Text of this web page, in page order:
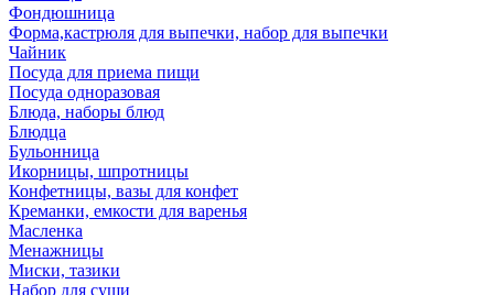
Фондюшница
Форма,кастрюля для выпечки, набор для выпечки
Чайник
Посуда для приема пищи
Посуда одноразовая
Блюда, наборы блюд
Блюдца
Бульонница
Икорницы, шпротницы
Конфетницы, вазы для конфет
Креманки, емкости для варенья
Масленка
Менажницы
Миски, тазики
Набор для суши